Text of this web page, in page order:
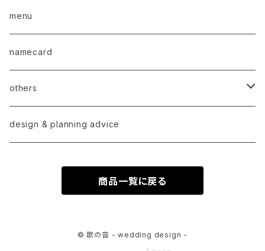
menu
namecard
others
order
design & planning advice
商品一覧に戻る
© 歌の音 - wedding design -